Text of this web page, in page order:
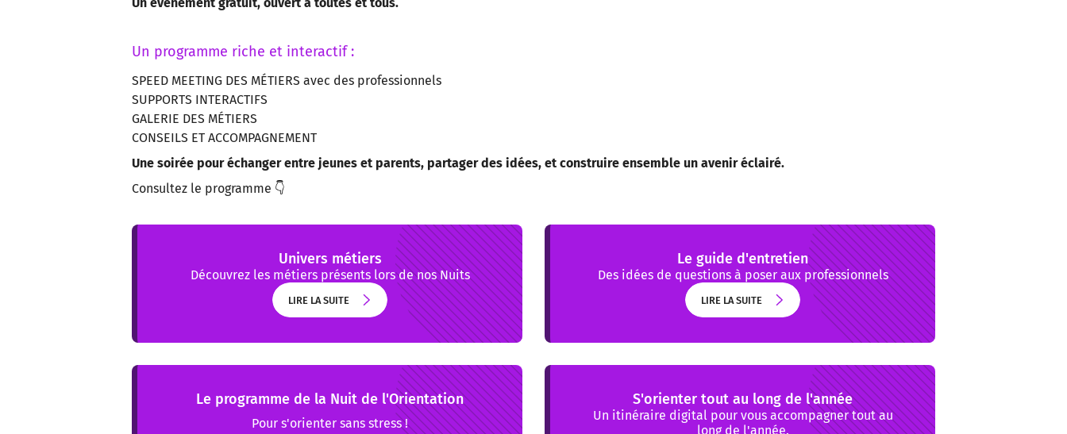
Un programme riche et interactif :
SPEED MEETING DES MÉTIERS avec des professionnels
SUPPORTS INTERACTIFS
GALERIE DES MÉTIERS
CONSEILS ET ACCOMPAGNEMENT
Une soirée pour échanger entre jeunes et parents, partager des idées, et construire ensemble un avenir éclairé.
Consultez le programme 👇
Univers métiers
Découvrez les métiers présents lors de nos Nuits
LIRE LA SUITE
Le guide d'entretien
Des idées de questions à poser aux professionnels
LIRE LA SUITE
Le programme de la Nuit de l'Orientation
Pour s'orienter sans stress !
S'orienter tout au long de l'année
Un itinéraire digital pour vous accompagner tout au
long de l'année.